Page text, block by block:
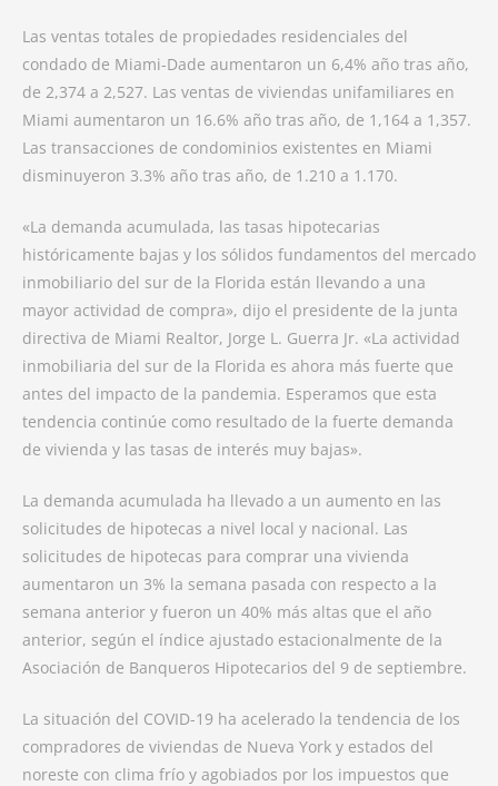
Las ventas totales de propiedades residenciales del
condado de Miami-Dade aumentaron un 6,4% año tras año,
de 2,374 a 2,527. Las ventas de viviendas unifamiliares en
Miami aumentaron un 16.6% año tras año, de 1,164 a 1,357.
Las transacciones de condominios existentes en Miami
disminuyeron 3.3% año tras año, de 1.210 a 1.170.
«La demanda acumulada, las tasas hipotecarias
históricamente bajas y los sólidos fundamentos del mercado
inmobiliario del sur de la Florida están llevando a una
mayor actividad de compra», dijo el presidente de la junta
directiva de Miami Realtor, Jorge L. Guerra Jr. «La actividad
inmobiliaria del sur de la Florida es ahora más fuerte que
antes del impacto de la pandemia. Esperamos que esta
tendencia continúe como resultado de la fuerte demanda
de vivienda y las tasas de interés muy bajas».
La demanda acumulada ha llevado a un aumento en las
solicitudes de hipotecas a nivel local y nacional. Las
solicitudes de hipotecas para comprar una vivienda
aumentaron un 3% la semana pasada con respecto a la
semana anterior y fueron un 40% más altas que el año
anterior, según el índice ajustado estacionalmente de la
Asociación de Banqueros Hipotecarios del 9 de septiembre.
La situación del COVID-19 ha acelerado la tendencia de los
compradores de viviendas de Nueva York y estados del
noreste con clima frío y agobiados por los impuestos que